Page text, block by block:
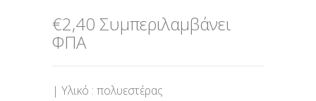
€2,40 Συμπεριλαμβάνει
ΦΠΑ
| Υλικό : πολυεστέρας